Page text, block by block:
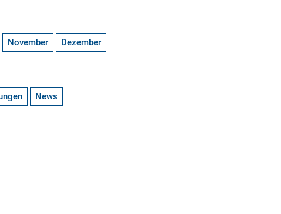
November Dezember
News